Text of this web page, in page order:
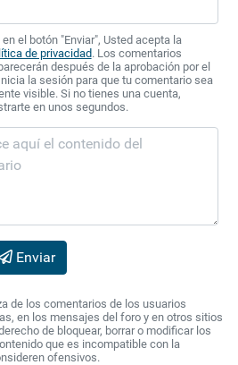
el botón "Enviar", Usted acepta la
de privacidad. Los comentarios
después de la aprobación por el
la sesión para que tu comentario sea
visible. Si no tienes una cuenta,
en unos segundos.
Enviar
de los comentarios de los usuarios
en los mensajes del foro y en otros sitios
de bloquear, borrar o modificar los
que es incompatible con la
ofensivos.